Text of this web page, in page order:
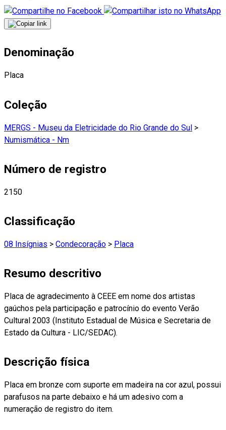
Denominação
Placa
Coleção
MERGS - Museu da Eletricidade do Rio Grande do Sul >
Numismática - Nm
Número de registro
2150
Classificação
08 Insígnias > Condecoração > Placa
Resumo descritivo
Placa de agradecimento à CEEE em nome dos artistas
gaúchos pela participação e patrocínio do evento Verão
Cultural 2003 (Instituto Estadual de Música e Secretaria de
Estado da Cultura - LIC/SEDAC).
Descrição física
Placa em bronze com suporte em madeira na cor azul, possui
parafusos na parte debaixo e há um adesivo com a
numeração de registro do item.